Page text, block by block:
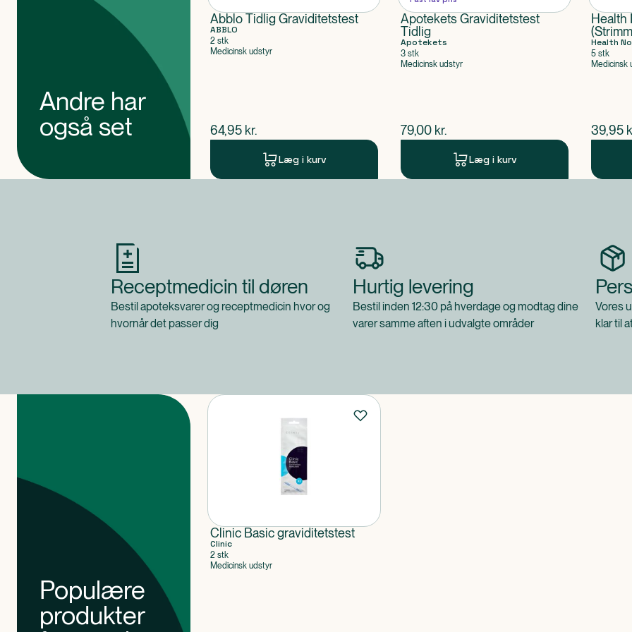
Andre har
også set
Abblo Tidlig Graviditetstest
ABBLO
2 stk
Medicinsk udstyr
$nuværende pris
64,95 kr.
Læg i kurv
Apotekets Graviditetstest
Tidlig
Apotekets
3 stk
Medicinsk udstyr
$nuværende pris
79,00 kr.
Læg i kurv
Health
Health
5 stk
Medicinsk
$
39,95
Receptmedicin til døren
Bestil apoteksvarer og receptmedicin hvor og
hvornår det passer dig
Hurtig levering
Bestil inden 12:30 på hverdage og modtag dine
varer samme aften i udvalgte områder
Vores
klar til
Populære
produkter
Clinic Basic graviditetstest
Clinic
2 stk
Medicinsk udstyr